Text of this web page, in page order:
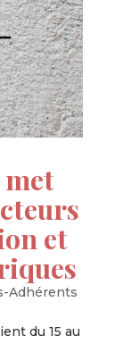
met
et
Adhérents
du 15 au